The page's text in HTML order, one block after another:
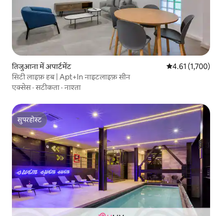
तिजुआना में अपार्टमेंट औसत रेटिंग 5 में से
4.61 (1,700)
सिटी लाइफ़ हब | Apt+In नाइटलाइफ़ सीन
एक्सेस·सटीकता ·नाश्ता
सुपरहोस्ट
सुपरहोस्ट